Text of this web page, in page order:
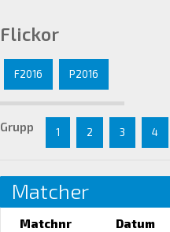
Flickor
F2016 P2016
Grupp 1 2 3 4
Matcher
Matchnr Datum